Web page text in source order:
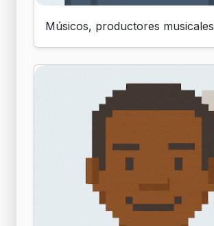
Músicos, productores musicales